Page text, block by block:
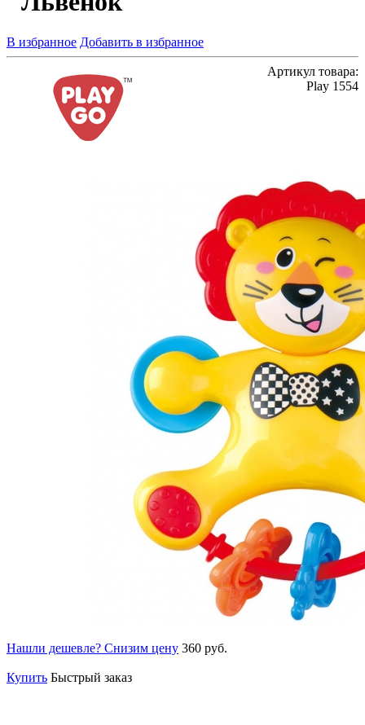
В избранное Добавить в избранное
Артикул товара:
Play 1554
Нашли дешевле? Снизим цену 360 руб.
Купить Быстрый заказ